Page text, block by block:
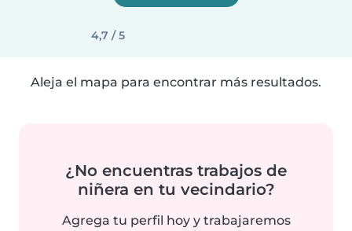
4,7 / 5
Aleja el mapa para encontrar más resultados.
¿No encuentras trabajos de
niñera en tu vecindario?
Agrega tu perfil hoy y trabajaremos